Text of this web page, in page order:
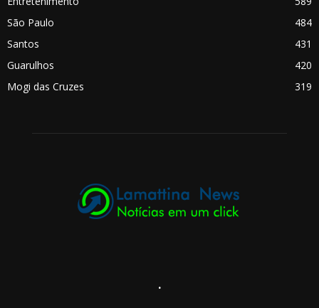
São Paulo
484
Santos
431
Guarulhos
420
Mogi das Cruzes
319
.